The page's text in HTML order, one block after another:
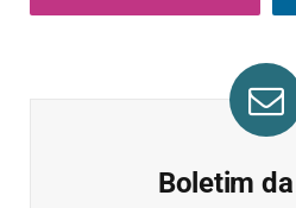
Boletim